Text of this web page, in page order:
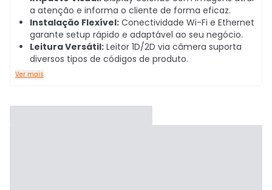
a atenção e informa o cliente de forma eficaz.
Instalação Flexível: Conectividade Wi-Fi e Ethernet
garante setup rápido e adaptável ao seu negócio.
Leitura Versátil: Leitor 1D/2D via câmera suporta
diversos tipos de códigos de produto.
Ver mais